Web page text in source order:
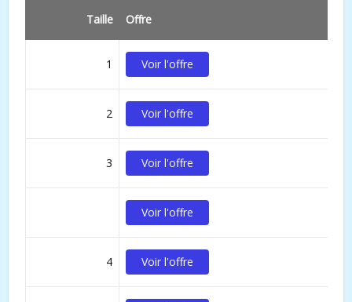
Taille Offre
1 Voir l'offre
2 Voir l'offre
3 Voir l'offre
Voir l'offre
4 Voir l'offre